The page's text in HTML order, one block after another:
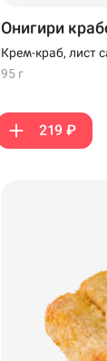
Онигири
Крем-краб, лист
95 г
219 ₽